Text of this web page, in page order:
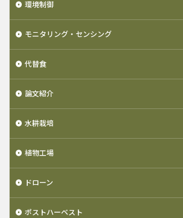
環境制御
モニタリング・センシング
代替食
論文紹介
水耕栽培
植物工場
ドローン
ポストハーベスト